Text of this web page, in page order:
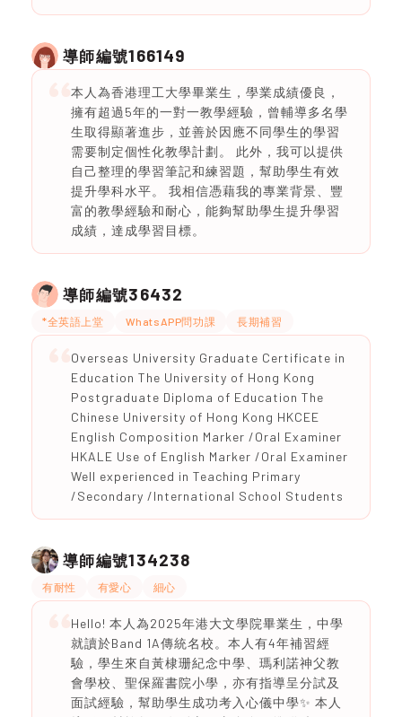
導師編號166149
本人為香港理工大學畢業生，學業成績優良，
擁有超過5年的一對一教學經驗，曾輔導多名學
生取得顯著進步，並善於因應不同學生的學習
需要制定個性化教學計劃。 此外，我可以提供
自己整理的學習筆記和練習題，幫助學生有效
提升學科水平。 我相信憑藉我的專業背景、豐
富的教學經驗和耐心，能夠幫助學生提升學習
成績，達成學習目標。
導師編號36432
*全英語上堂 WhatsAPP問功課 長期補習
Overseas University Graduate Certificate in
Education The University of Hong Kong
Postgraduate Diploma of Education The
Chinese University of Hong Kong HKCEE
English Composition Marker /Oral Examiner
HKALE Use of English Marker /Oral Examiner
Well experienced in Teaching Primary
/Secondary /International School Students
導師編號134238
有耐性 有愛心 細心
Hello! 本人為2025年港大文學院畢業生，中學
就讀於Band 1A傳統名校。本人有4年補習經
驗，學生來自黃棣珊紀念中學、瑪利諾神父教
會學校、聖保羅書院小學，亦有指導呈分試及
面試經驗，幫助學生成功考入心儀中學✨ 本人